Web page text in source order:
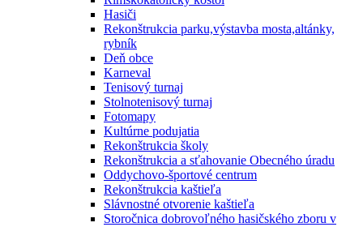
Hasiči
Rekonštrukcia parku,výstavba mosta,altánky,
rybník
Deň obce
Karneval
Tenisový turnaj
Stolnotenisový turnaj
Fotomapy
Kultúrne podujatia
Rekonštrukcia školy
Rekonštrukcia a sťahovanie Obecného úradu
Oddychovo-športové centrum
Rekonštrukcia kaštieľa
Slávnostné otvorenie kaštieľa
Storočnica dobrovoľného hasičského zboru v